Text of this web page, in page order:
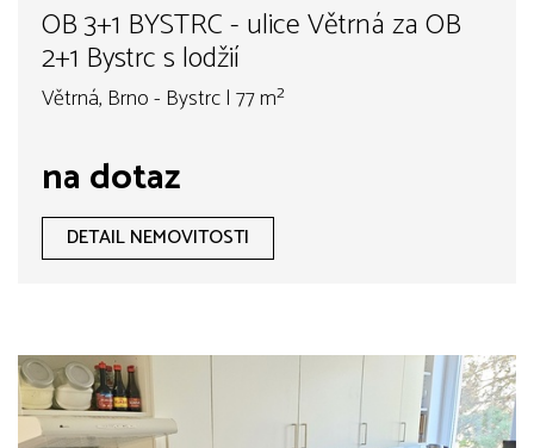
OB 3+1 BYSTRC - ulice Větrná za OB
2+1 Bystrc s lodžií
Větrná, Brno - Bystrc | 77 m²
na dotaz
DETAIL NEMOVITOSTI